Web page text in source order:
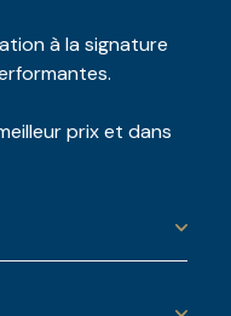
à la signature
prix et dans